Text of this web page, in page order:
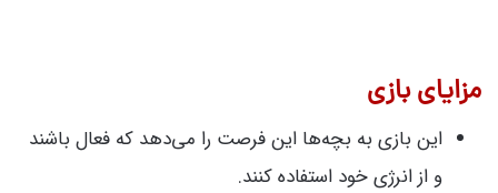
مزایای بازی
این بازی به بچه‌ها این فرصت را می‌دهد که فعال باشند
و از انرژی خود استفاده کنند.